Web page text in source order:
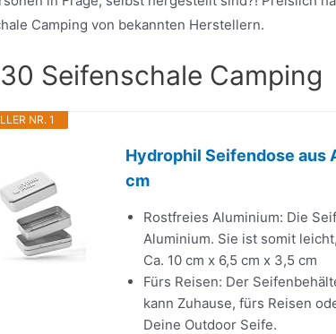
Camping von bekannten Herstellern.
Seifenschale Camping
NR. 1
Hydrophil Seifendose
cm
Rostfreies Aluminium: Die
Aluminium. Sie ist somit
Ca. 10 cm x 6,5 cm x 3,5 cm
Fürs Reisen: Der
kann Zuhause, fürs Reisen
Deine Outdoor Seife.